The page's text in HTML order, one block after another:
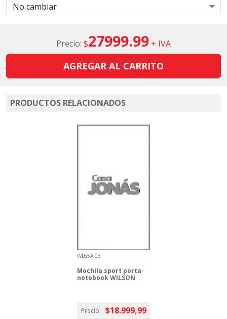
Precio: $27999.99 + IVA
AGREGAR AL CARRITO
PRODUCTOS RELACIONADOS
WL65AI06
Mochila sport porta-
notebook WILSON
Precio: $18.999,99